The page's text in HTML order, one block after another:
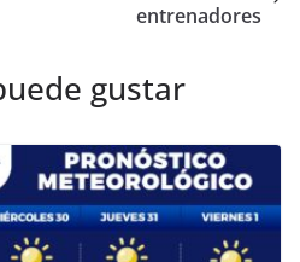
entrenadores
gustar